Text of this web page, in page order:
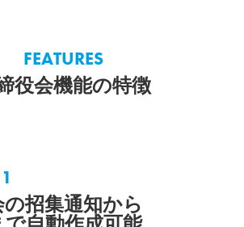
FEATURES
役会機能の特徴
招集通知から